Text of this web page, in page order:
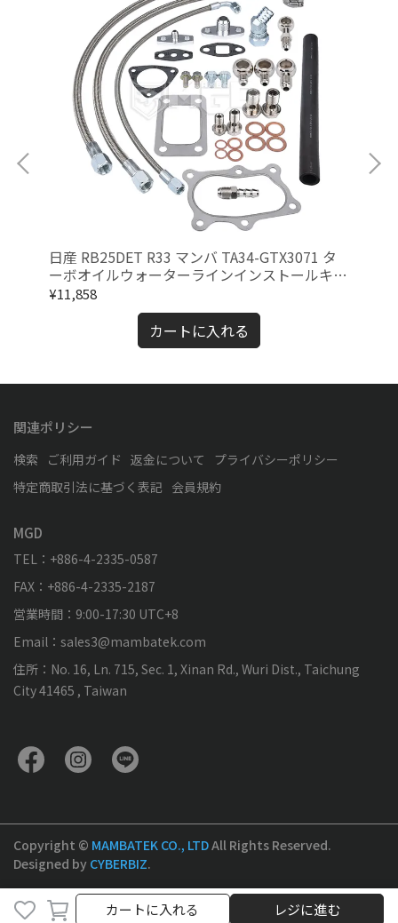
カートに入れる レジに進む
日産 RB25DET R33 マンバ TA34-GTX3071 タ
ーボオイルウォーターラインインストールキッ
ト
¥11,858
カートに入れる
関連ポリシー
検索 ご利用ガイド 返金について
プライバシーポリシー
特定商取引法に基づく表記 会員規約
MGD
TEL：+886-4-2335-0587
FAX：+886-4-2335-2187
営業時間：9:00-17:30 UTC+8
Email：sales3@mambatek.com
住所：No. 16, Ln. 715, Sec. 1, Xinan Rd., Wuri Dist., Taichung
City 41465 , Taiwan
Copyright © MAMBATEK CO., LTDAll Rights Reserved.
Designed by CYBERBIZ.